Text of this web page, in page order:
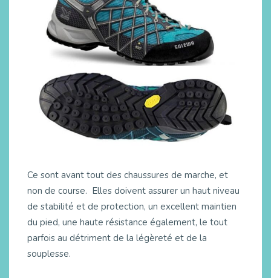
Ce sont avant tout des chaussures de marche, et
non de course. Elles doivent assurer un haut niveau
de stabilité et de protection, un excellent maintien
du pied, une haute résistance également, le tout
parfois au détriment de la légèreté et de la
souplesse.